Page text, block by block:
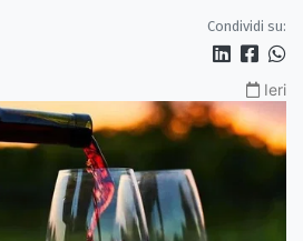
Condividi su:
Ieri